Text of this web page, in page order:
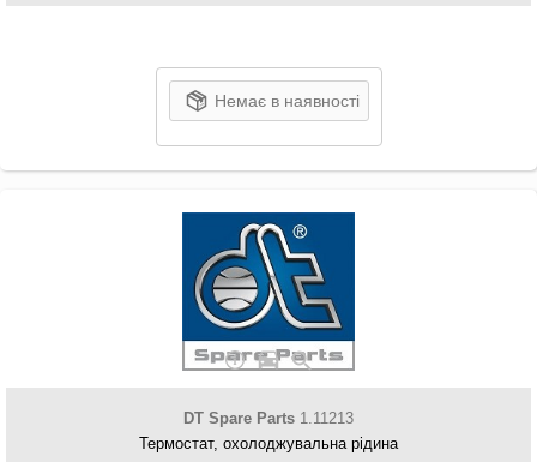
Немає в наявності
DT Spare Parts 1.11213
Термостат, охолоджувальна рідина